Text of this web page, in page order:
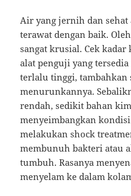
Air yang jernih dan
terawat dengan baik.
sangat krusial. Cek
alat penguji yang
terlalu tinggi, tambahkan
menurunkannya.
rendah, sedikit bahan
menyeimbangkan
melakukan shock
membunuh bakteri atau
tumbuh. Rasanya
menyelam ke dalam